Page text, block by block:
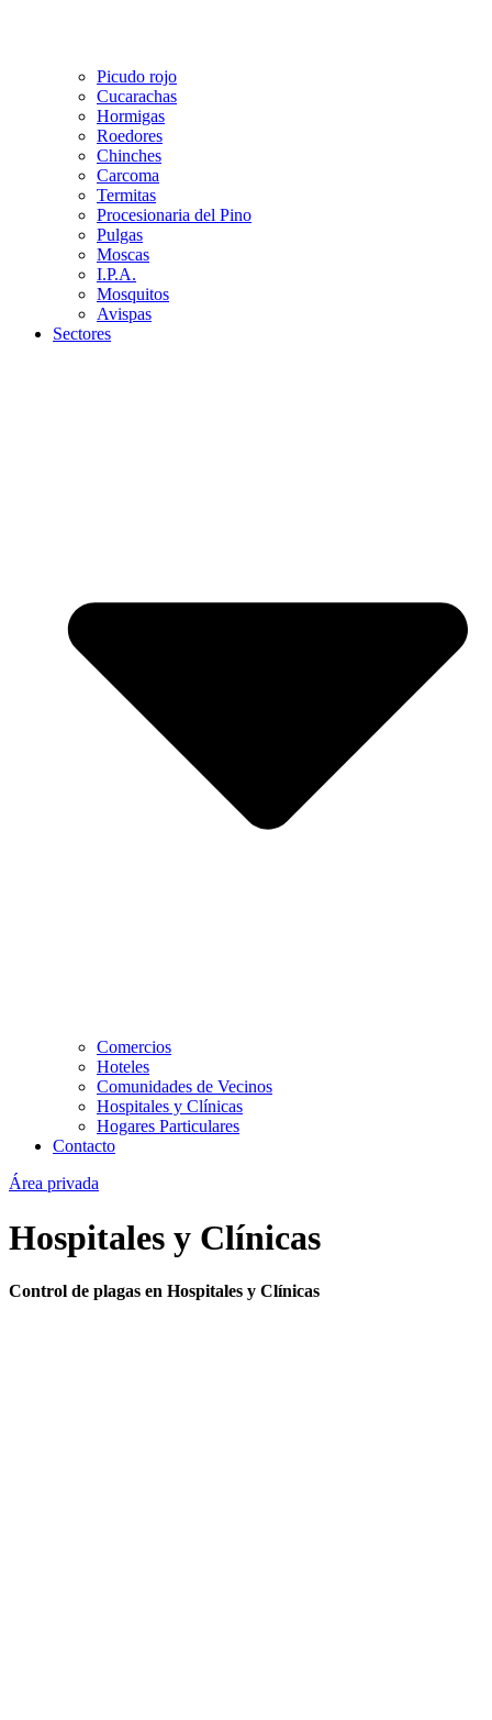
Picudo rojo
Cucarachas
Hormigas
Roedores
Chinches
Carcoma
Termitas
Procesionaria del Pino
Pulgas
Moscas
I.P.A.
Mosquitos
Avispas
Sectores
Comercios
Hoteles
Comunidades de Vecinos
Hospitales y Clínicas
Hogares Particulares
Contacto
Área privada
Hospitales y Clínicas
Control de plagas en Hospitales y Clínicas